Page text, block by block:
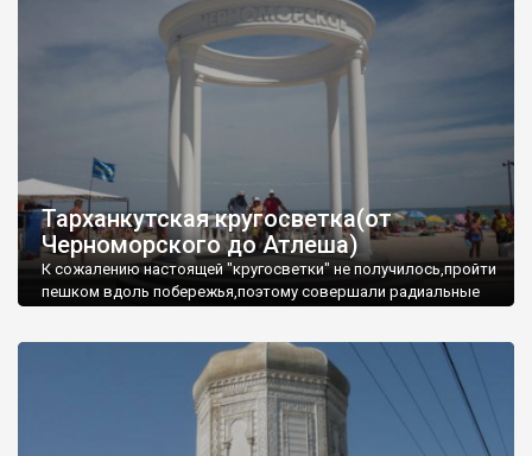
Тарханкутская кругосветка(от
Черноморского до Атлеша)
К сожалению настоящей "кругосветки" не получилось,пройти
пешком вдоль побережья,поэтому совершали радиальные